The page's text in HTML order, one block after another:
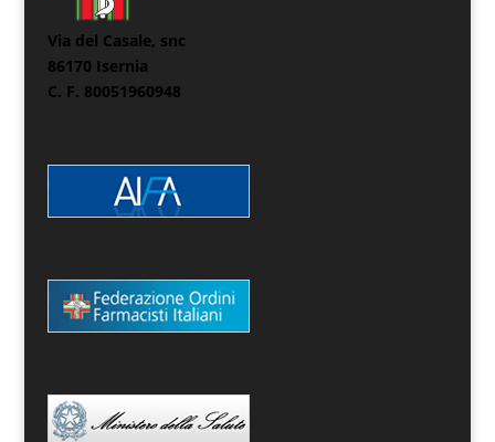
Via del Casale, snc
86170 Isernia
C. F. 80051960948